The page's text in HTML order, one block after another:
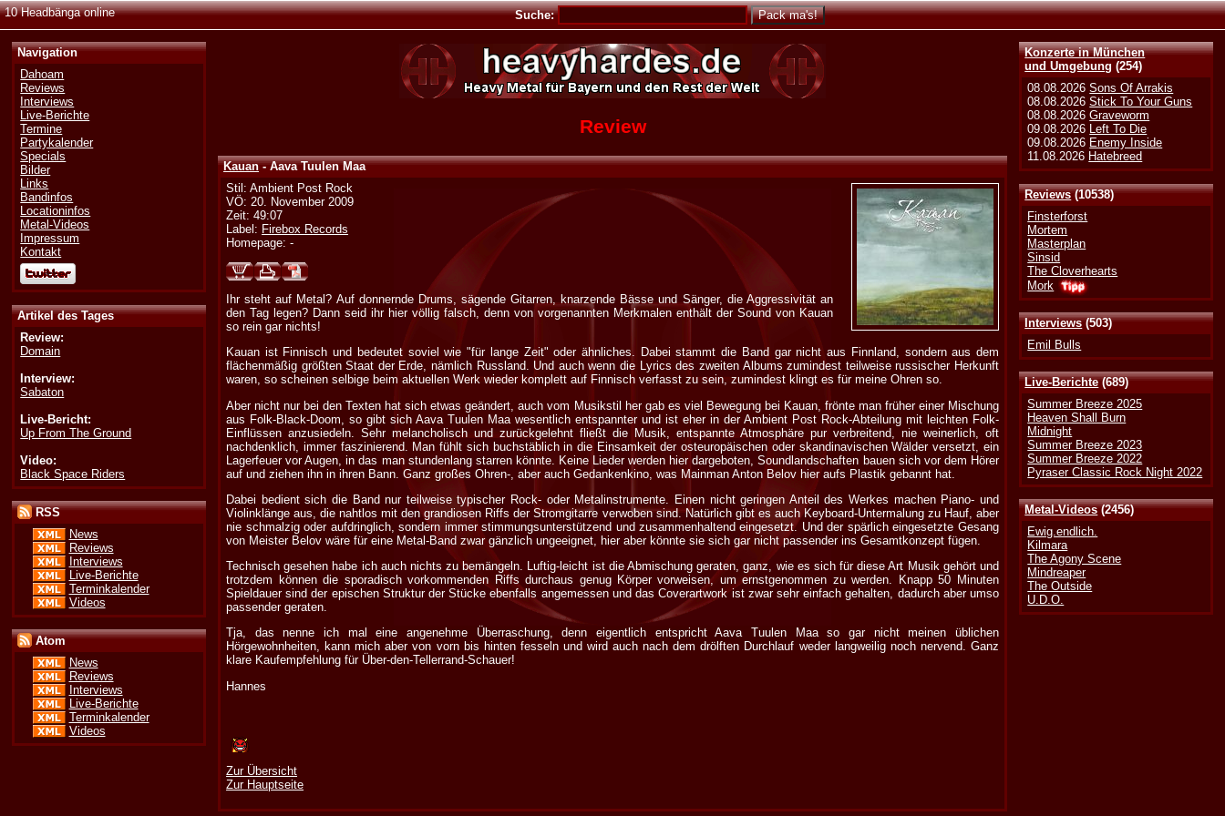
10 Headbänga online Suche:
Konzerte in München
und Umgebung (254)
08.08.2026Sons Of Arrakis
08.08.2026Stick To Your Guns
08.08.2026Graveworm
09.08.2026 Left To Die
09.08.2026 Enemy Inside
11.08.2026 Hatebreed
Reviews(10538)
Finsterforst
Mortem
Masterplan
Sinsid
The Cloverhearts
Mork
Interviews(503)
Emil Bulls
Live-Berichte(689)
Summer Breeze 2025
Heaven Shall Burn
Midnight
Summer Breeze 2023
Summer Breeze 2022
Pyraser Classic Rock Night 2022
Metal-Videos(2456)
Ewig.endlich.
Kilmara
The Agony Scene
Mindreaper
The Outside
U.D.O.
Navigation
Dahoam
Reviews
Interviews
Live-Berichte
Termine
Partykalender
Specials
Bilder
Links
Bandinfos
Locationinfos
Metal-Videos
Impressum
Kontakt
Artikel des Tages
Review:
Domain
Interview:
Sabaton
Live-Bericht:
Up From The Ground
Video:
Black Space Riders
RSS
News
Reviews
Interviews
Live-Berichte
Terminkalender
Videos
Atom
News
Reviews
Interviews
Live-Berichte
Terminkalender
Videos
Review
Kauan- Aava Tuulen Maa
Stil: Ambient Post Rock
VÖ: 20. November 2009
Zeit: 49:07
Label: Firebox Records
Homepage: -
Ihr steht auf Metal? Auf donnernde Drums, sägende Gitarren, knarzende Bässe und Sänger, die Aggressivität an
den Tag legen? Dann seid ihr hier völlig falsch, denn von vorgenannten Merkmalen enthält der Sound von Kauan
so rein gar nichts!
Kauan ist Finnisch und bedeutet soviel wie "für lange Zeit" oder ähnliches. Dabei stammt die Band gar nicht aus Finnland, sondern aus dem
flächenmäßig größten Staat der Erde, nämlich Russland. Und auch wenn die Lyrics des zweiten Albums zumindest teilweise russischer Herkunft
waren, so scheinen selbige beim aktuellen Werk wieder komplett auf Finnisch verfasst zu sein, zumindest klingt es für meine Ohren so.
Aber nicht nur bei den Texten hat sich etwas geändert, auch vom Musikstil her gab es viel Bewegung bei Kauan, frönte man früher einer Mischung
aus Folk-Black-Doom, so gibt sich Aava Tuulen Maa wesentlich entspannter und ist eher in der Ambient Post Rock-Abteilung mit leichten Folk-
Einflüssen anzusiedeln. Sehr melancholisch und zurückgelehnt fließt die Musik, entspannte Atmosphäre pur verbreitend, nie weinerlich, oft
nachdenklich, immer faszinierend. Man fühlt sich buchstäblich in die Einsamkeit der osteuropäischen oder skandinavischen Wälder versetzt, ein
Lagerfeuer vor Augen, in das man stundenlang starren könnte. Keine Lieder werden hier dargeboten, Soundlandschaften bauen sich vor dem Hörer
auf und ziehen ihn in ihren Bann. Ganz großes Ohren-, aber auch Gedankenkino, was Mainman Anton Belov hier aufs Plastik gebannt hat.
Dabei bedient sich die Band nur teilweise typischer Rock- oder Metalinstrumente. Einen nicht geringen Anteil des Werkes machen Piano- und
Violinklänge aus, die nahtlos mit den grandiosen Riffs der Stromgitarre verwoben sind. Natürlich gibt es auch Keyboard-Untermalung zu Hauf, aber
nie schmalzig oder aufdringlich, sondern immer stimmungsunterstützend und zusammenhaltend eingesetzt. Und der spärlich eingesetzte Gesang
von Meister Belov wäre für eine Metal-Band zwar gänzlich ungeeignet, hier aber könnte sie sich gar nicht passender ins Gesamtkonzept fügen.
Technisch gesehen habe ich auch nichts zu bemängeln. Luftig-leicht ist die Abmischung geraten, ganz, wie es sich für diese Art Musik gehört und
trotzdem können die sporadisch vorkommenden Riffs durchaus genug Körper vorweisen, um ernstgenommen zu werden. Knapp 50 Minuten
Spieldauer sind der epischen Struktur der Stücke ebenfalls angemessen und das Coverartwork ist zwar sehr einfach gehalten, dadurch aber umso
passender geraten.
Tja, das nenne ich mal eine angenehme Überraschung, denn eigentlich entspricht Aava Tuulen Maa so gar nicht meinen üblichen
Hörgewohnheiten, kann mich aber von vorn bis hinten fesseln und wird auch nach dem drölften Durchlauf weder langweilig noch nervend. Ganz
klare Kaufempfehlung für Über-den-Tellerrand-Schauer!
Hannes
Zur Übersicht
Zur Hauptseite